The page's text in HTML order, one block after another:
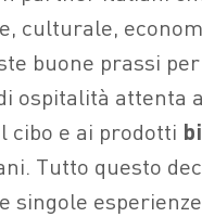
buone prassi
ospitalità attenta
cibo e ai prodotti
Tutto questo
singole